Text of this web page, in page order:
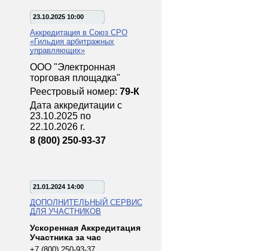
23.10.2025 10:00
Аккредитация в Союз СРО
«Гильдия арбитражных
управляющих»
ООО "Электронная
торговая площадка"
Реестровый номер: 79-К
Дата аккредитации с
23.10.2025 по
22.10.2026 г.
8 (800) 250-93-37
21.01.2024 14:00
ДОПОЛНИТЕЛЬНЫЙ СЕРВИС
ДЛЯ УЧАСТНИКОВ
Ускоренная Аккредитация
Участника за час